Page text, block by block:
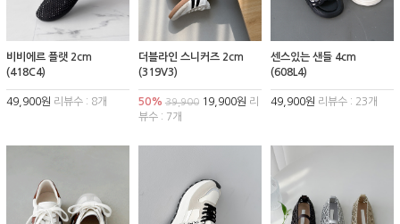
비비에르 플랫 2cm
(418C4)
49,900원 리뷰수 : 8개
더블라인 스니커즈 2cm
(319V3)
50% 39,90019,900원 리
뷰수 : 7개
센스있는 샌들 4cm
(608L4)
49,900원 리뷰수 : 23개